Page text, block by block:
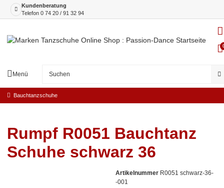
Kundenberatung
Telefon 0 74 20 / 91 32 94
Menü
Bauchtanzschuhe
Rumpf R0051 Bauchtanz
Schuhe schwarz 36
Artikelnummer R0051 schwarz-36-
-001